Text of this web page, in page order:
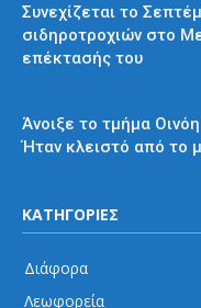
Συνεχίζεται το
σιδηροτροχιών στο
επέκτασής του
Άνοιξε το τμήμα
Ήταν κλειστό από το
ΚΑΤΗΓΟΡΙΕΣ
Διάφορα
Λεωφορεία